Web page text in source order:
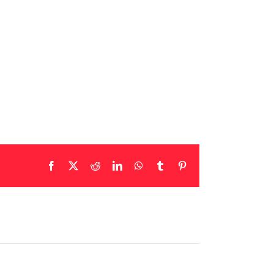
Facebook RedditLinkedInWhatsApp
Tumblr